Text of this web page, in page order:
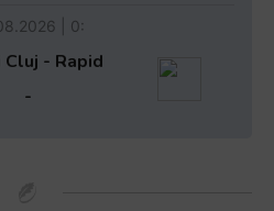
| 0:
Cluj - Rapid
-